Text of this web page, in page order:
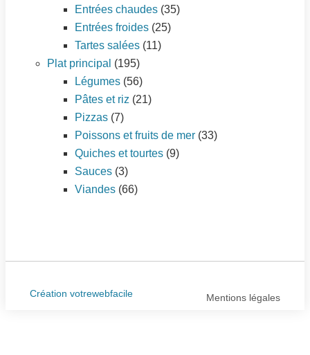
Entrées chaudes (35)
Entrées froides (25)
Tartes salées (11)
Plat principal (195)
Légumes (56)
Pâtes et riz (21)
Pizzas (7)
Poissons et fruits de mer (33)
Quiches et tourtes (9)
Sauces (3)
Viandes (66)
Création votrewebfacile Mentions légales